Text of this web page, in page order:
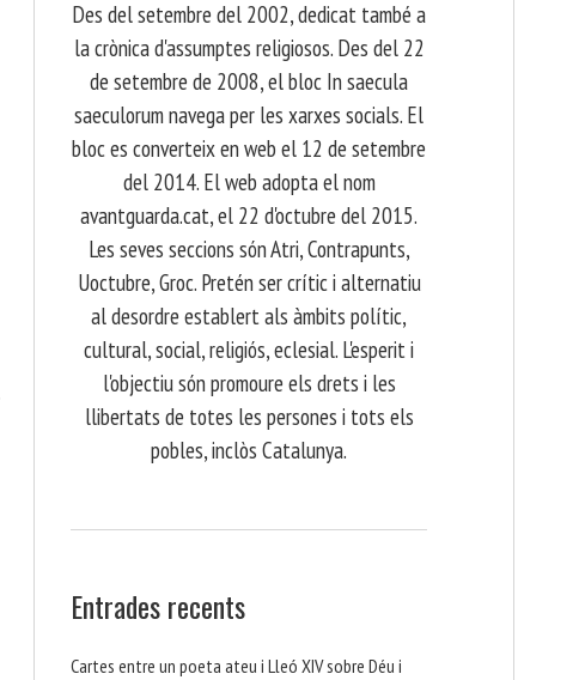
​ Des del setembre del 2002, dedicat també a
la crònica d'assumptes religiosos. Des del 22
de setembre de 2008, el bloc In saecula
saeculorum navega per les xarxes socials. El
bloc es converteix en web el 12 de setembre
del 2014. El web adopta el nom
avantguarda.cat, el 22 d'octubre del 2015.
Les seves seccions són Atri, Contrapunts,
Uoctubre, Groc. Pretén ser crític i alternatiu
al desordre establert als àmbits polític,
cultural, social, religiós, eclesial. L'esperit i
l'objectiu són promoure els drets i les
llibertats de totes les persones i tots els
pobles, inclòs Catalunya.
Entrades recents
Cartes entre un poeta ateu i Lleó XIV sobre Déu i